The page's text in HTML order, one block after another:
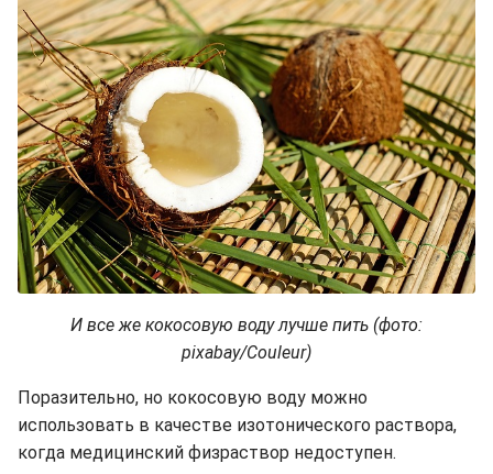
И все же кокосовую воду лучше пить (фото:
pixabay/Couleur)
Поразительно, но кокосовую воду можно
использовать в качестве изотонического раствора,
когда медицинский физраствор недоступен.